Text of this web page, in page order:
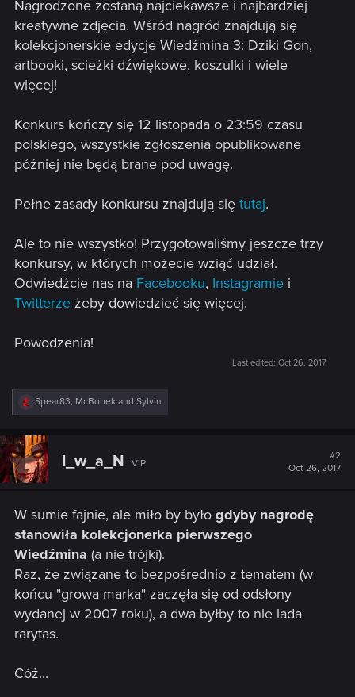
Nagrodzone zostaną najciekawsze i najbardziej
kreatywne zdjęcia. Wśród nagród znajdują się
kolekcjonerskie edycje Wiedźmina 3: Dziki Gon,
artbooki, scieżki dźwiękowe, koszulki i wiele
więcej!
Konkurs kończy się 12 listopada o 23:59 czasu
polskiego, wszystkie zgłoszenia opublikowane
później nie będą brane pod uwagę.
Pełne zasady konkursu znajdują się tutaj.
Ale to nie wszystko! Przygotowaliśmy jeszcze trzy
konkursy, w których możecie wziąć udział.
Odwiedźcie nas na Facebooku, Instagramie i
Twitterze żeby dowiedzieć się więcej.
Powodzenia!
Last edited: Oct 26, 2017
R
e
c
t
i
o
:
Spear83, McBobek and Sylvin
I_w_a_N VIP
#2
Oct 26, 2017
W sumie fajnie, ale miło by było gdyby nagrodę
stanowiła kolekcjonerka pierwszego
Wiedźmina (a nie trójki).
Raz, że związane to bezpośrednio z tematem (w
końcu "growa marka" zaczęła się od odsłony
wydanej w 2007 roku), a dwa byłby to nie lada
rarytas.
Cóż...